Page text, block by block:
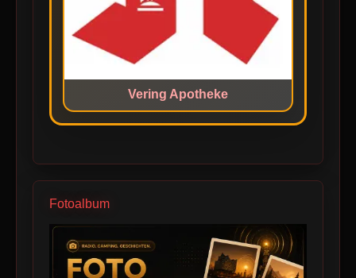
Vering Apotheke
Fotoalbum